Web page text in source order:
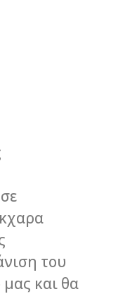
του
και θα